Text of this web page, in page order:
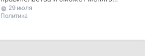
министров
29 июля
Политика